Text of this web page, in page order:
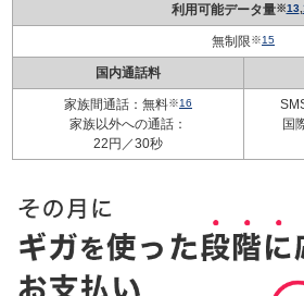
利用可能データ量※13,
無制限※15
国内通話料
家族間通話：無料※16
家族以外への通話：
22円／30秒
国